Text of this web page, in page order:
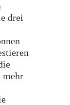
drei
mehr